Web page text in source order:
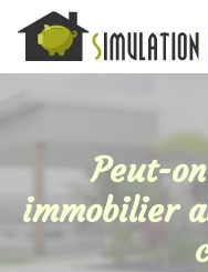
Peut-
immobilier